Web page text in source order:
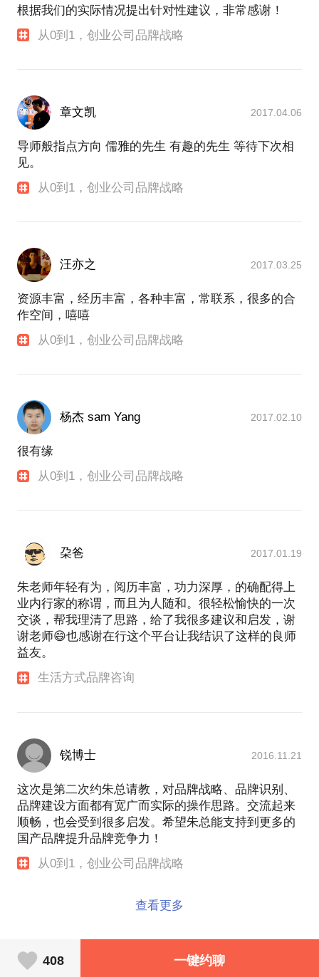
根据我们的实际情况提出针对性建议，非常感谢！
从0到1，创业公司品牌战略
章文凯 2017.04.06
导师般指点方向 儒雅的先生 有趣的先生 等待下次相
见。
从0到1，创业公司品牌战略
汪亦之 2017.03.25
资源丰富，经历丰富，各种丰富，常联系，很多的合
作空间，嘻嘻
从0到1，创业公司品牌战略
杨杰 sam Yang 2017.02.10
很有缘
从0到1，创业公司品牌战略
朶爸 2017.01.19
朱老师年轻有为，阅历丰富，功力深厚，的确配得上
业内行家的称谓，而且为人随和。很轻松愉快的一次
交谈，帮我理清了思路，给了我很多建议和启发，谢
谢老师😄也感谢在行这个平台让我结识了这样的良师
益友。
生活方式品牌咨询
锐博士 2016.11.21
这次是第二次约朱总请教，对品牌战略、品牌识别、
品牌建设方面都有宽广而实际的操作思路。交流起来
顺畅，也会受到很多启发。希望朱总能支持到更多的
国产品牌提升品牌竞争力！
从0到1，创业公司品牌战略
查看更多
408 一键约聊